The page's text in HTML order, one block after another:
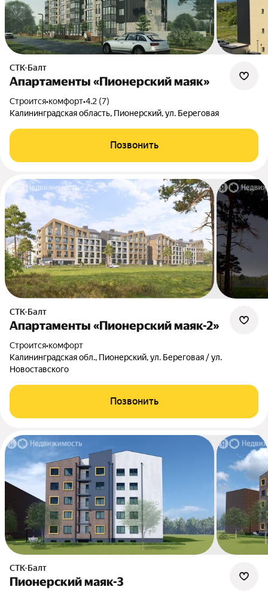
СТК-Балт
Апартаменты «Пионерский маяк»
Строится•комфорт•4.2 (7)
Калининградская область, Пионерский, ул. Береговая
Позвонить
СТК-Балт
Апартаменты «Пионерский маяк-2»
Строится•комфорт
Калининградская обл., Пионерский, ул. Береговая / ул.
Новоставского
Позвонить
СТК-Балт
Пионерский маяк-3